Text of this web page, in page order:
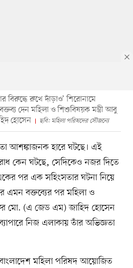
বিরুদ্ধে রুখে দাঁড়াও’ শিরোনামে
দেন মহিলা ও শিশুবিষয়ক মন্ত্রী আবু
হোসেন
ছবি: মহিলা পরিষদের সৌজন্যে
আশঙ্কাজনক হারে ঘটছে। এই
কেন ঘটছে, সেদিকেও নজর দিতে
পর এক সহিংসতার ঘটনা নিয়ে
এমন বক্তব্যের পর মহিলা ও
মো. (এ জেড এম) জাহিদ হোসেন
নিজ এলাকায় তাঁর অভিজ্ঞতা
মহিলা পরিষদ আয়োজিত